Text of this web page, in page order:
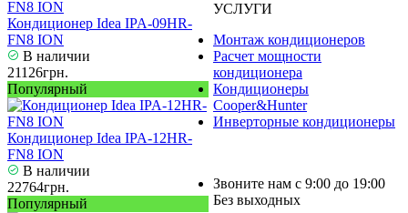
Кондиционер Idea IPA-09HR-
FN8 ION
В наличии
21126грн.
Популярный
Кондиционер Idea IPA-12HR-
FN8 ION
В наличии
22764грн.
Популярный
УСЛУГИ
Монтаж кондиционеров
Расчет мощности
кондиционера
Кондиционеры
Cooper&Hunter
Инверторные кондиционеры
Звоните нам с 9:00 до 19:00
Без выходных